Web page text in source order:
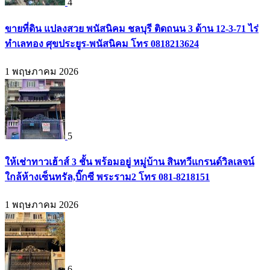
4
ขายที่ดิน แปลงสวย พนัสนิคม ชลบุรี ติดถนน 3 ด้าน 12-3-71 ไร่
ทำเลทอง ศุขประยูร-พนัสนิคม โทร 0818213624
1 พฤษภาคม 2026
5
ให้เช่าทาวเฮ้าส์ 3 ชั้น พร้อมอยู่ หมู่บ้าน สินทวีแกรนด์วิลเลจน์
ใกล้ห้างเซ็นทรัล,บิ๊กซี พระราม2 โทร 081-8218151
1 พฤษภาคม 2026